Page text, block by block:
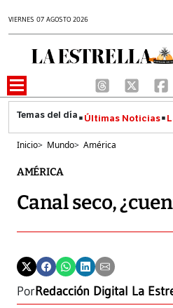
VIERNES 07 AGOSTO 2026
Últimas Noticias
Inicio> Mundo> América
AMÉRICA
Canal seco,
PorRedacción Digital La